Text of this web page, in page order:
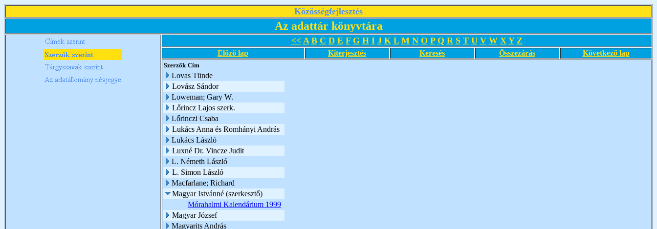
Közösségfejlesztés
Az adattár könyvtára
<< A B C D E F G H I J K L M N O P Q R S T U V W X Y Z
Előző lap Kiterjesztés Keresés Összezárás Következő lap
Szerzők Cím
Lovas Tünde
Lovász Sándor
Loweman; Gary W.
Lőrincz Lajos szerk.
Lőrinczi Csaba
Lukács Anna és Romhányi András
Lukács László
Luxné Dr. Vincze Judit
L. Németh László
L. Simon László
Macfarlane; Richard
Magyar Istvánné (szerkesztő)
Mórahalmi Kalendárium 1999
Magyar József
Magyarits András